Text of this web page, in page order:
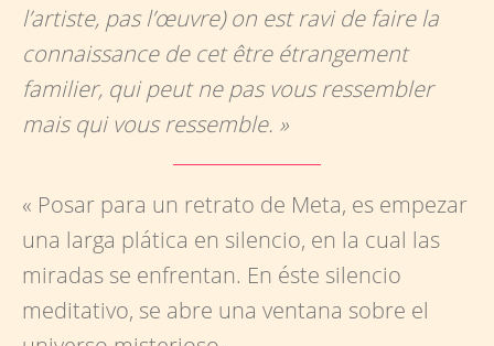
l’artiste, pas l’œuvre) on est ravi de faire la
connaissance de cet être étrangement
familier, qui peut ne pas vous ressembler
mais qui vous ressemble. »
« Posar para un retrato de Meta, es empezar
una larga plática en silencio, en la cual las
miradas se enfrentan. En éste silencio
meditativo, se abre una ventana sobre el